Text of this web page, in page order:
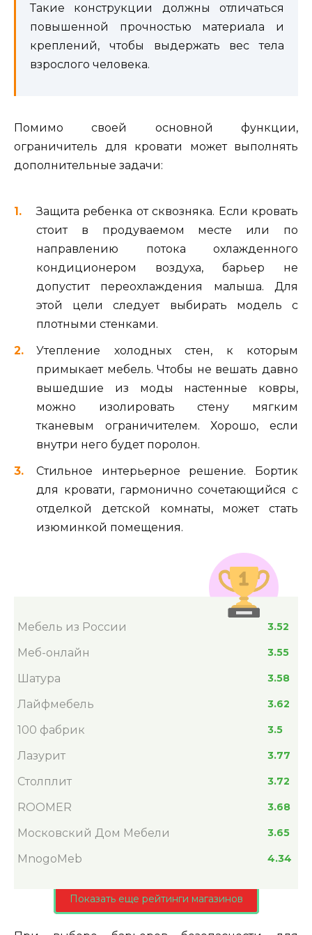
Такие конструкции должны отличаться
повышенной прочностью материала и
креплений, чтобы выдержать вес тела
взрослого человека.
Помимо своей основной функции,
ограничитель для кровати может выполнять
дополнительные задачи:
Защита ребенка от сквозняка. Если кровать
стоит в продуваемом месте или по
направлению потока охлажденного
кондиционером воздуха, барьер не
допустит переохлаждения малыша. Для
этой цели следует выбирать модель с
плотными стенками.
Утепление холодных стен, к которым
примыкает мебель. Чтобы не вешать давно
вышедшие из моды настенные ковры,
можно изолировать стену мягким
тканевым ограничителем. Хорошо, если
внутри него будет поролон.
Стильное интерьерное решение. Бортик
для кровати, гармонично сочетающийся с
отделкой детской комнаты, может стать
изюминкой помещения.
Мебель из России 3.52
Меб-онлайн 3.55
Шатура 3.58
Лайфмебель 3.62
100 фабрик 3.5
Лазурит 3.77
Столплит 3.72
ROOMER 3.68
Московский Дом Мебели 3.65
MnogoMeb 4.34
Показать еще рейтинги магазинов